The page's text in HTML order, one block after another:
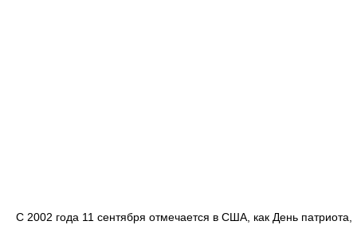
С 2002 года 11 сентября отмечается в США, как День патриота,